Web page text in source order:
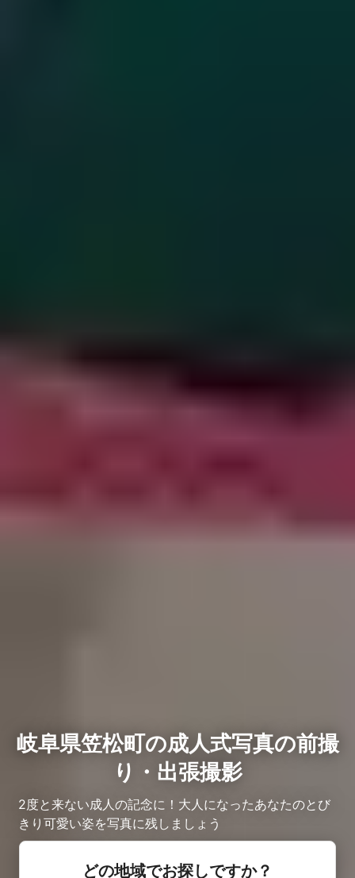
岐阜県笠松町の成人式写真の前撮
り・出張撮影
2度と来ない成人の記念に！大人になったあなたのとび
きり可愛い姿を写真に残しましょう
どの地域でお探しですか？